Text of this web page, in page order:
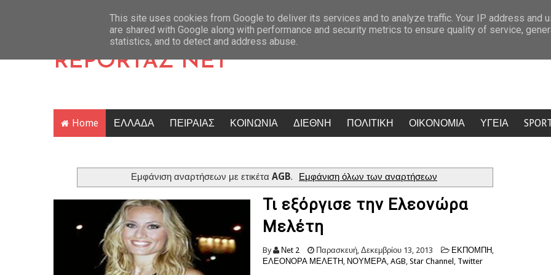
Latest News
Άντερλεχτ 0-1: «Πλήρωσε» την αδράνεια και θα πάει στο Βέλγιο να κυνηγήσει την πρόκριση Κρίση στο κόμμα Καρυστιανού: Δύο ακόμη
REPORTAZ NET
Home ΕΛΛΑΔΑ ΠΕΙΡΑΙΑΣ ΚΟΙΝΩΝΙΑ ΔΙΕΘΝΗ ΠΟΛΙΤΙΚΗ ΟΙΚΟΝΟΜΙΑ ΥΓΕΙΑ
Εμφάνιση αναρτήσεων με ετικέτα AGB. Εμφάνιση όλων των αναρτήσεων
Τι εξόργισε την Ελεονώρα
Μελέτη
By Νet 2 Παρασκευή, Δεκεμβρίου 13, 2013 ΕΚΠΟΜΠΗ,
ΕΛΕΟΝΟΡΑ ΜΕΛΕΤΗ, ΝΟΥΜΕΡΑ, AGB, Star Channel , Twitter
This site uses cookies from Google to deliver its services and to analyze traffic. Your IP address and
are shared with Google along with performance and security metrics to ensure quality of service,
statistics, and to detect and address abuse.